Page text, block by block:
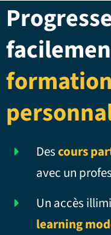
Descours
avec un
Un accès
learning